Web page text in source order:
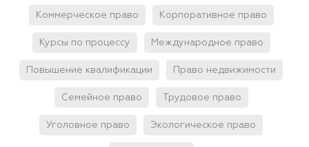
Коммерческое право Корпоративное право
Курсы по процессу Международное право
Повышение квалификации Право недвижимости
Семейное право Трудовое право
Уголовное право Экологическое право